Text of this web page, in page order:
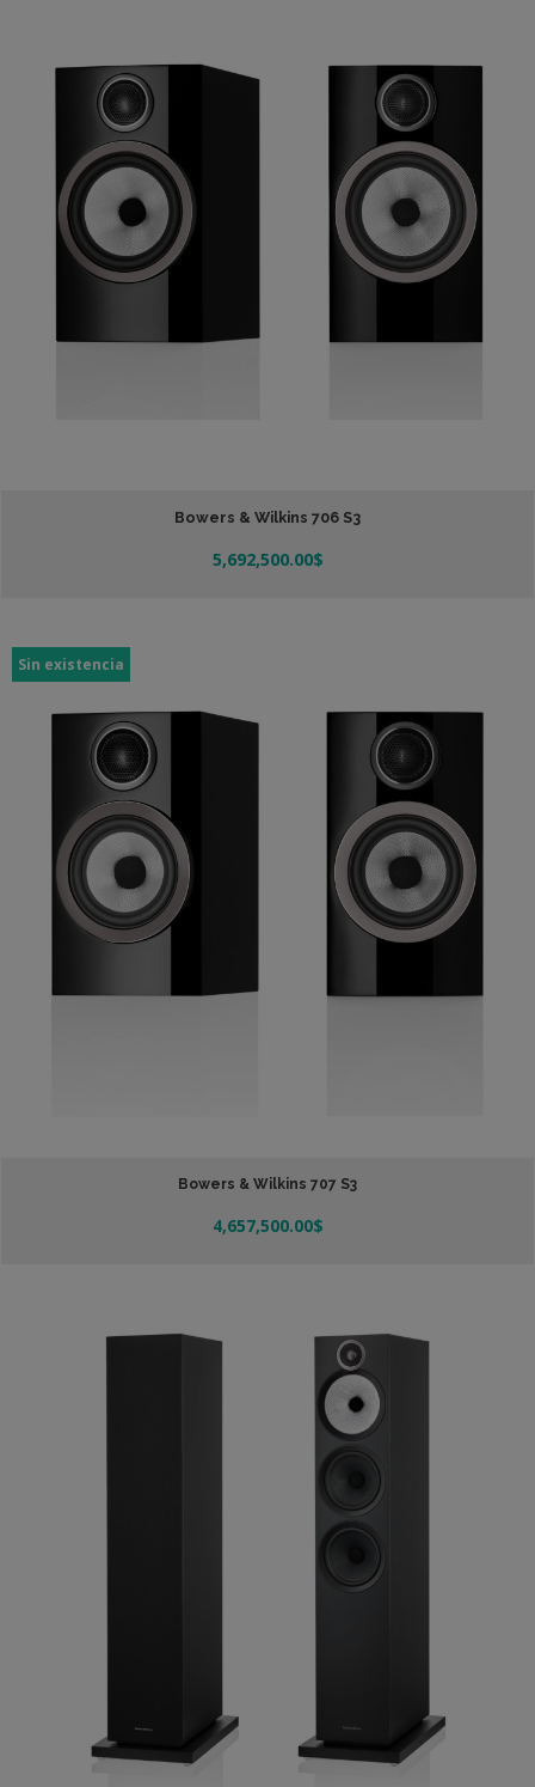
Bowers & Wilkins 706 S3
5,692,500.00$
Añadir Al Carrito
Bowers & Wilkins 707 S3
4,657,500.00$
Leer Más